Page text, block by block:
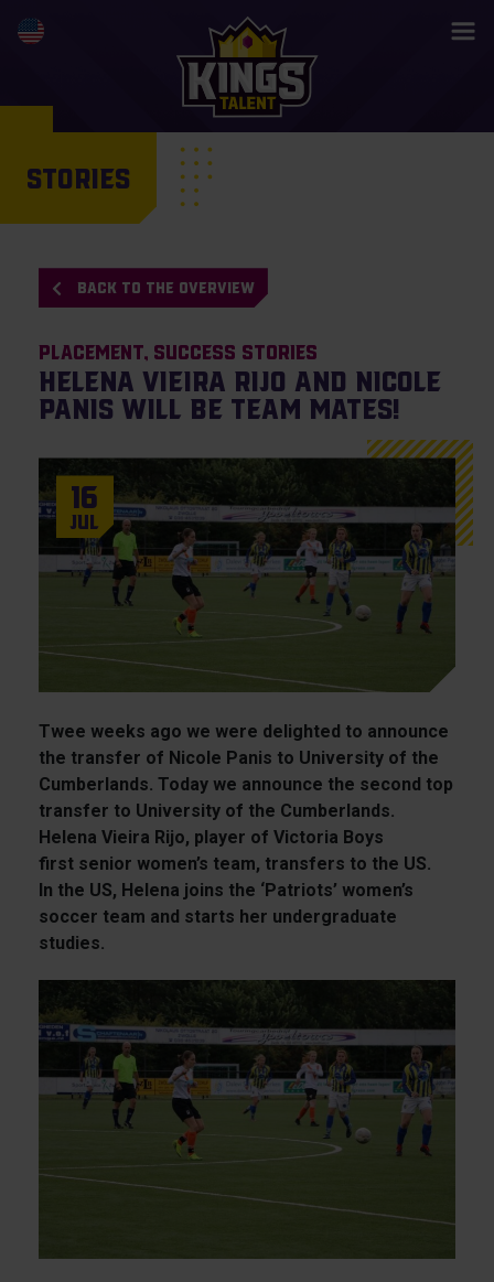
STORIES
BACK TO THE OVERVIEW
Placement Success Stories
Helena Vieira Rijo and Nicole
Panis will be team mates!
16
Jul
Twee weeks ago we were delighted to announce
the transfer of Nicole Panis to University of the
Cumberlands. Today we announce the second top
transfer to University of the Cumberlands.
Helena Vieira Rijo, player of Victoria Boys
first senior women’s team, transfers to the US.
In the US, Helena joins the ‘Patriots’ women’s
soccer team and starts her undergraduate
studies.